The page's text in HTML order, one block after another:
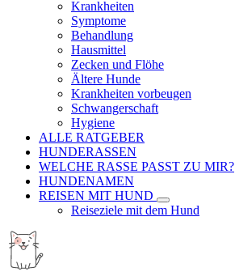
Krankheiten
Symptome
Behandlung
Hausmittel
Zecken und Flöhe
Ältere Hunde
Krankheiten vorbeugen
Schwangerschaft
Hygiene
ALLE RATGEBER
HUNDERASSEN
WELCHE RASSE PASST ZU MIR?
HUNDENAMEN
REISEN MIT HUND
Reiseziele mit dem Hund